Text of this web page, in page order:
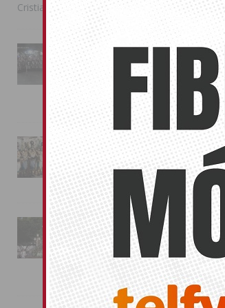
Cristianos
La Entrada Cristiana llena de
esplendor las calles de
Almoradí en una multitudinaria
jornada festera
02/08/2026
La magia de la Entrada Mora
conquista las calles de
Almoradí
01/08/2026
La fiesta se adueña de
Almoradí con la presentación
de los cargos festeros y la
toma del castillo
31/07/2026